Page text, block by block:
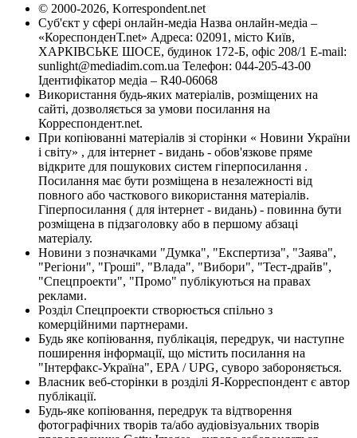
© 2000-2026, Korrespondent.net
Суб'єкт у сфері онлайн-медіа Назва онлайн-медіа –
«КореспонденТ.net» Адреса: 02091, місто Київ,
ХАРКІВСЬКЕ ШОСЕ, будинок 172-Б, офіс 208/1 E-mail:
sunlight@mediadim.com.ua Телефон: 044-205-43-00
Ідентифікатор медіа – R40-06068
Використання будь-яких матеріалів, розміщених на
сайті, дозволяється за умови посилання на
Корреспондент.net.
При копіюванні матеріалів зі сторінки « Новини України
і світу» , для інтернет - видань - обов'язкове пряме
відкрите для пошукових систем гіперпосилання .
Посилання має бути розміщена в незалежності від
повного або часткового використання матеріалів.
Гіперпосилання ( для інтернет - видань) - повинна бути
розміщена в підзаголовку або в першому абзаці
матеріалу.
Новини з позначками "Думка", "Експертиза", "Заява",
"Регіони", "Гроші", "Влада", "Вибори", "Тест-драйв",
"Спецпроекти", "Промо" публікуються на правах
реклами.
Розділ Спецпроекти створюється спільно з
комерційними партнерами.
Будь яке копіювання, публікація, передрук, чи наступне
поширення інформації, що містить посилання на
"Інтерфакс-Україна", EPA / UPG, суворо забороняється.
Власник веб-сторінки в розділі Я-Корреспондент є автор
публікації.
Будь-яке копіювання, передрук та відтворення
фотографічних творів та/або аудіовізуальних творів